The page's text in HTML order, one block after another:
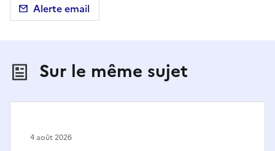
Alerte email
Sur le même sujet
4 août 2026